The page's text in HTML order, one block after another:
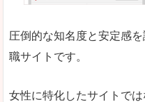
詳しい説明
女性でエン
圧倒的な知名度と安定感
職サイトです。
女性に特化したサイトで